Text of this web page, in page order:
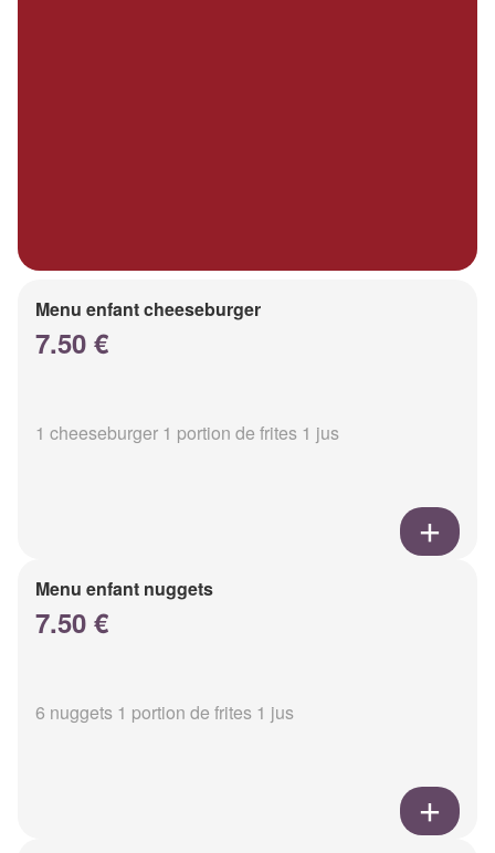
Menu enfant cheeseburger
7.50 €
1 cheeseburger 1 portion de frites 1 jus
Menu enfant nuggets
7.50 €
6 nuggets 1 portion de frites 1 jus